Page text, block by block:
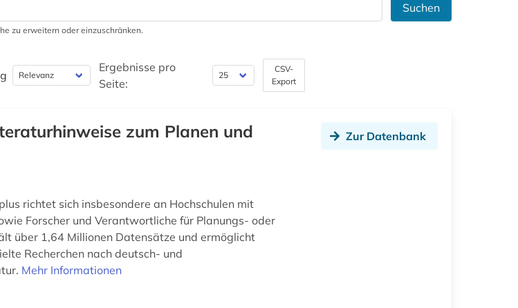
Suchen
zu erweitern oder einzuschränken.
Ergebnisse pro
Seite:
CSV-
Export
zum Planen und
richtet sich insbesondere an Hochschulen mit
Forscher und Verantwortliche für Planungs- oder
über 1,64 Millionen Datensätze und ermöglicht
Recherchen nach deutsch- und
Mehr Informationen
Zur Datenbank